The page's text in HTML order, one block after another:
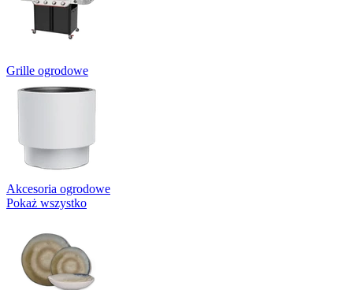
Grille ogrodowe
Akcesoria ogrodowe
Pokaż wszystko